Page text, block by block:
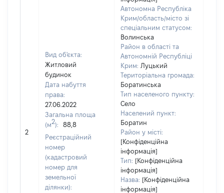
2
Вид об'єкта:
Житловий
будинок
Дата набуття
права:
27.06.2022
Загальна площа
(м2):
88,8
Реєстраційний
номер
(кадастровий
номер для
земельної
ділянки):
Автономна Республіка
Крим/область/місто зі
спеціальним статусом:
Волинська
Район в області та
Автономній Республіці
Крим: Луцький
Територіальна громада:
Боратинська
Тип населеного пункту:
Село
Населений пункт:
Боратин
Район у місті:
[Конфіденційна
інформація]
Тип: [Конфіденційна
інформація]
Назва: [Конфіденційна
інформація]